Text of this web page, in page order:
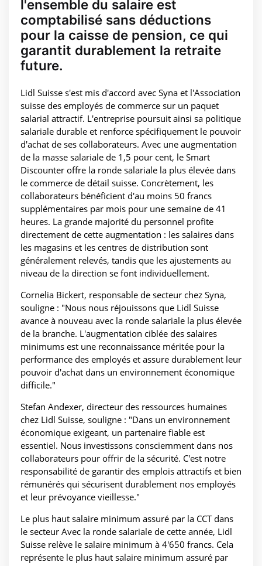
l'ensemble du salaire est
comptabilisé sans déductions
pour la caisse de pension, ce qui
garantit durablement la retraite
future.
Lidl Suisse s'est mis d'accord avec Syna et l'Association
suisse des employés de commerce sur un paquet
salarial attractif. L'entreprise poursuit ainsi sa politique
salariale durable et renforce spécifiquement le pouvoir
d'achat de ses collaborateurs. Avec une augmentation
de la masse salariale de 1,5 pour cent, le Smart
Discounter offre la ronde salariale la plus élevée dans
le commerce de détail suisse. Concrètement, les
collaborateurs bénéficient d'au moins 50 francs
supplémentaires par mois pour une semaine de 41
heures. La grande majorité du personnel profite
directement de cette augmentation : les salaires dans
les magasins et les centres de distribution sont
généralement relevés, tandis que les ajustements au
niveau de la direction se font individuellement.
Cornelia Bickert, responsable de secteur chez Syna,
souligne : "Nous nous réjouissons que Lidl Suisse
avance à nouveau avec la ronde salariale la plus élevée
de la branche. L'augmentation ciblée des salaires
minimums est une reconnaissance méritée pour la
performance des employés et assure durablement leur
pouvoir d'achat dans un environnement économique
difficile."
Stefan Andexer, directeur des ressources humaines
chez Lidl Suisse, souligne : "Dans un environnement
économique exigeant, un partenaire fiable est
essentiel. Nous investissons consciemment dans nos
collaborateurs pour offrir de la sécurité. C'est notre
responsabilité de garantir des emplois attractifs et bien
rémunérés qui sécurisent durablement nos employés
et leur prévoyance vieillesse."
Le plus haut salaire minimum assuré par la CCT dans
le secteur Avec la ronde salariale de cette année, Lidl
Suisse relève le salaire minimum à 4'650 francs. Cela
représente le plus haut salaire minimum assuré par